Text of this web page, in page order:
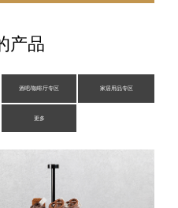
产品
酒吧/咖啡厅专区 家居用品专区
更多